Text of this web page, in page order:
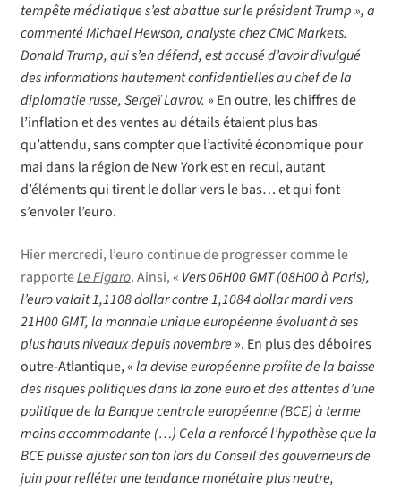
tempête médiatique s’est abattue sur le président Trump », a
commenté Michael Hewson, analyste chez CMC Markets.
Donald Trump, qui s’en défend, est accusé d’avoir divulgué
des informations hautement confidentielles au chef de la
diplomatie russe, Sergeï Lavrov. » En outre, les chiffres de
l’inflation et des ventes au détails étaient plus bas
qu’attendu, sans compter que l’activité économique pour
mai dans la région de New York est en recul, autant
d’éléments qui tirent le dollar vers le bas… et qui font
s’envoler l’euro.
Hier mercredi, l’euro continue de progresser comme le
rapporteLe Figaro. Ainsi, « Vers 06H00 GMT (08H00 à Paris),
l’euro valait 1,1108 dollar contre 1,1084 dollar mardi vers
21H00 GMT, la monnaie unique européenne évoluant à ses
plus hauts niveaux depuis novembre ». En plus des déboires
outre-Atlantique,«la devise européenne profite de la baisse
des risques politiques dans la zone euro et des attentes d’une
politique de la Banque centrale européenne (BCE) à terme
moins accommodante (…) Cela a renforcé l’hypothèse que la
BCE puisse ajuster son ton lors du Conseil des gouverneurs de
juin pour refléter une tendance monétaire plus neutre,